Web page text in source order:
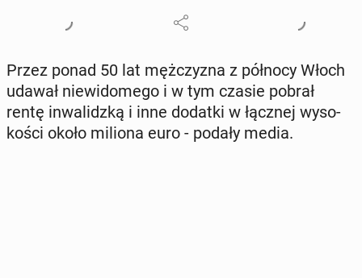
Przez ponad 50 lat męż­czy­zna z północy Włoch
udawał nie­wi­do­me­go i w tym czasie pobrał
rentę in­wa­lidz­ką i inne dodatki w łącznej wy­so­
ko­ści około miliona euro - podały media.